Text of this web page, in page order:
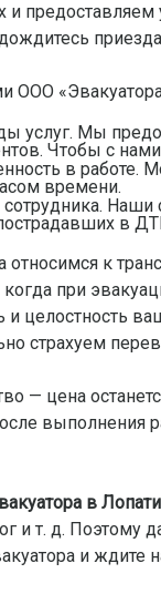
предоставляем
ООО
услуг. Мы
Чтобы с
в работе.
времени.
Наши
в
к
при
и целостность
страхуем
— цена
выполнения
в
и т. д. Поэтому
и ждите